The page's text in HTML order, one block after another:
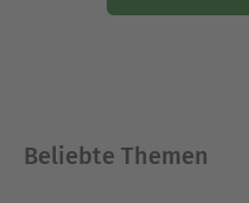
Pastoraltheologie u.
Leiter der
Beliebte Themen